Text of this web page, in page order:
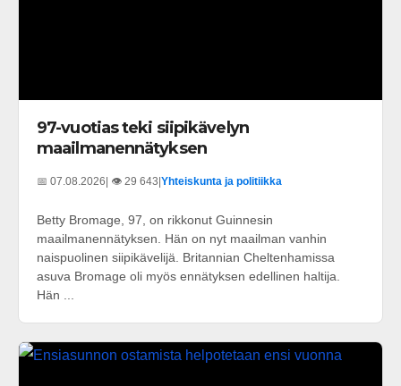
97-vuotias teki siipikävelyn
maailmanennätyksen
📅 07.08.2026 | 👁️ 29 643 Yhteiskunta ja politiikka
Betty Bromage, 97, on rikkonut Guinnesin
maailmanennätyksen. Hän on nyt maailman vanhin
naispuolinen siipikävelijä. Britannian Cheltenhamissa
asuva Bromage oli myös ennätyksen edellinen haltija.
Hän ...